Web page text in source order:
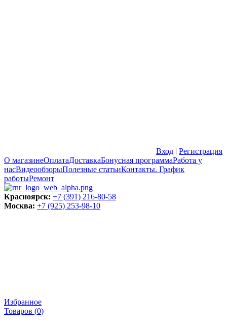
Вход | Регистрация
О магазинеОплатаДоставкаБонусная программаРабота у
насВидеообзорыПолезные статьиКонтакты. График
работыРемонт
Красноярск: +7 (391) 216-80-58
Москва: +7 (925) 253-98-10
Избранное
Товаров (0)